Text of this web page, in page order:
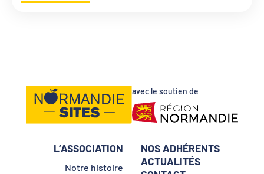
avec le soutien de
L’ASSOCIATION
Notre histoire
NOS ADHÉRENTS
ACTUALITÉS